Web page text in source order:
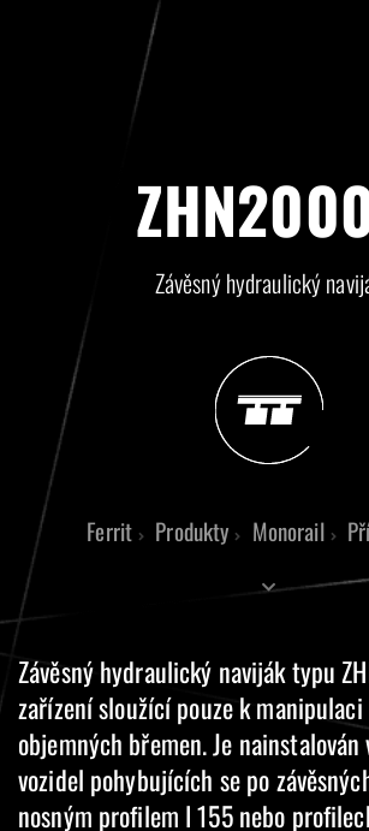
Závěsný hydraulický
Ferrit Produkty Monorail
Závěsný hydraulický naviják typu
zařízení sloužící pouze k
objemných břemen. Je nainstalován
vozidel pohybujících se po
nosným profilem I 155 nebo